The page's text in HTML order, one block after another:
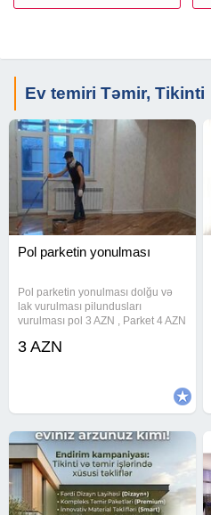
Ev temiri Təmir, Tikinti
Pol parketin yonulması
Pol parketin yonulması dolğu və
lak vurulması pilundusları
vurulması pol 3 AZN , Parket 4 AZN
3 AZN